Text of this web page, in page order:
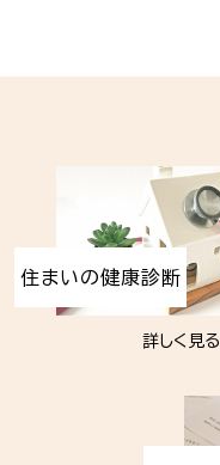
住まいの健康診断
詳しく見る